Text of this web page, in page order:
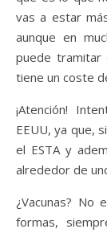
vas a estar
aunque en
puede
tiene un coste
¡Atención!
EEUU, ya que,
el ESTA y
alrededor de
¿Vacunas? No
formas,